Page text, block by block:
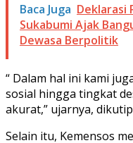
Baca Juga Deklarasi
Sukabumi Ajak
Dewasa Berpolitik
“ Dalam hal ini kami
sosial hingga tingkat
akurat,” ujarnya,
Selain itu, Kemensos